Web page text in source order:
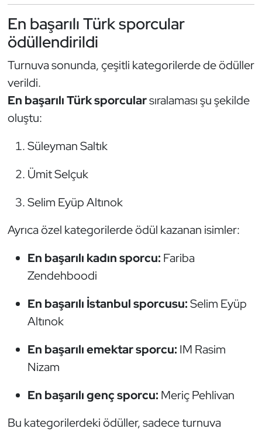
En başarılı Türk sporcular
ödüllendirildi
Turnuva sonunda, çeşitli kategorilerde de ödüller
verildi.
En başarılı Türk sporcularsıralaması şu şekilde
oluştu:
Süleyman Saltık
Ümit Selçuk
Selim Eyüp Altınok
Ayrıca özel kategorilerde ödül kazanan isimler:
En başarılı kadın sporcu: Fariba
Zendehboodi
En başarılı İstanbul sporcusu:Selim Eyüp
Altınok
En başarılı emektar sporcu: IM Rasim
Nizam
En başarılı genç sporcu: Meriç Pehlivan
Bu kategorilerdeki ödüller, sadece turnuva
Masa Tenisi
Modern Pentatlon
Motor Sporları
Muay Thai
Okçuluk
Optimist
Ragbi
Satranç
Sualtı Sporları
Tekvando
Tenis